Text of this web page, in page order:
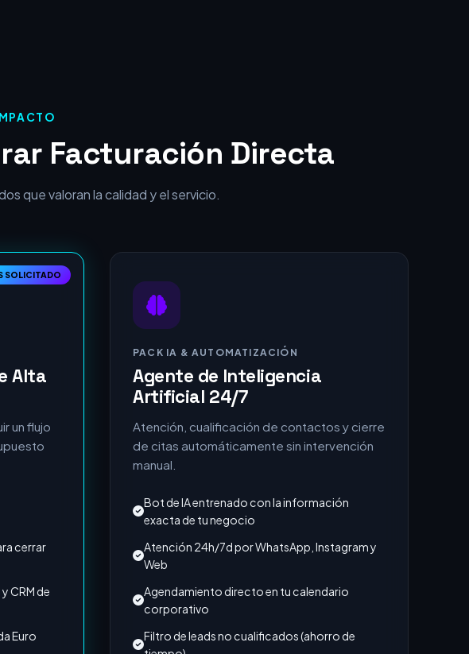
Facturación Directa
Alta
un flujo
cerrar
de
PACK IA & AUTOMATIZACIÓN
Agente de Inteligencia
Artificial 24/7
Atención, cualificación de contactos y cierre
de citas automáticamente sin intervención
manual.
Bot de IA entrenado con la información
exacta de tu negocio
Atención 24h/7d por WhatsApp, Instagram y
Web
Agendamiento directo en tu calendario